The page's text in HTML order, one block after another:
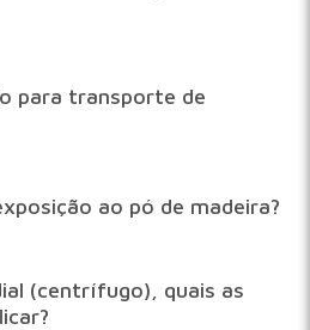
para transporte de
ao pó de madeira?
(centrífugo), quais as